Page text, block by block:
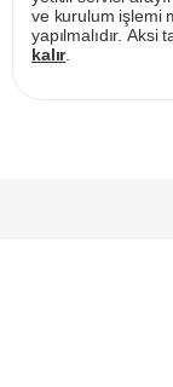
ve kurulum işlemi
yapılmalıdır. Aksi
kalır.